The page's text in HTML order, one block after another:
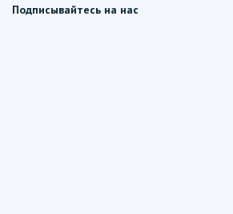
Подписывайтесь на нас